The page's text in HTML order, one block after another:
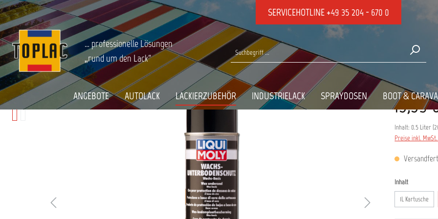
Zur Hauptnavigation springen SERVICEHOTLINE+49 35 204 - 670 0
… professionelle Lösungen
„rund um den Lack“
ANGEBOTE AUTOLACK LACKIERZUBEHÖR INDUSTRIELACK SPRAYDOSEN BOOT &
Startseite LACKIERZUBEHÖR Kleben-Dichten-Schützen Unterbodenschutz
WACHS - UNTERBODENSCHUTZ SCHWARZ
Bildergalerie überspringen
13,39
Inhalt: 0.5 Liter (
Preise inkl.
Inhaltauswählen
1L Kartusche